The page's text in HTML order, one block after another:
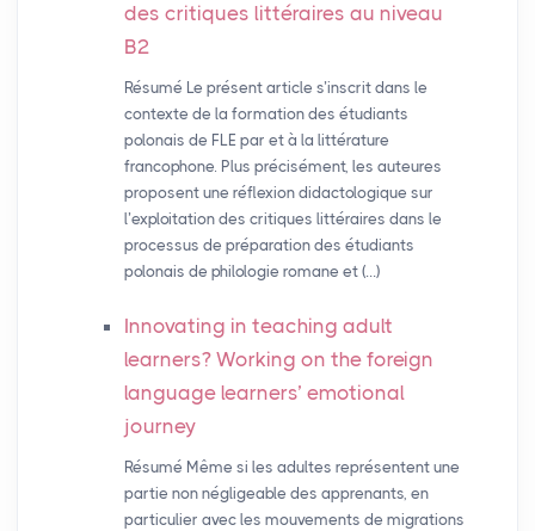
des critiques littéraires au niveau
B2
Résumé Le présent article s’inscrit dans le
contexte de la formation des étudiants
polonais de FLE par et à la littérature
francophone. Plus précisément, les auteures
proposent une réflexion didactologique sur
l’exploitation des critiques littéraires dans le
processus de préparation des étudiants
polonais de philologie romane et (…)
Innovating in teaching adult
learners? Working on the foreign
language learners’ emotional
journey
Résumé Même si les adultes représentent une
partie non négligeable des apprenants, en
particulier avec les mouvements de migrations